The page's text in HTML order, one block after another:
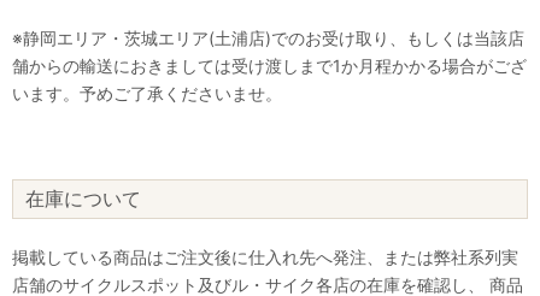
※静岡エリア・茨城エリア(土浦店)でのお受け取り、もしくは当該店
舗からの輸送におきましては受け渡しまで1か月程かかる場合がござ
います。予めご了承くださいませ。
在庫について
掲載している商品はご注文後に仕入れ先へ発注、または弊社系列実
店舗のサイクルスポット及びル・サイク各店の在庫を確認し、 商品